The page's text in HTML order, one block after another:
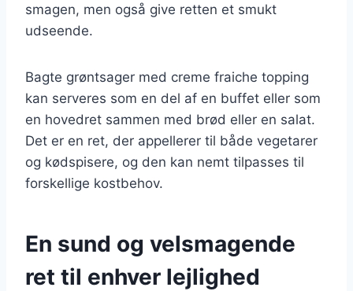
smagen, men også give retten et smukt
udseende.
Bagte grøntsager med creme fraiche topping
kan serveres som en del af en buffet eller som
en hovedret sammen med brød eller en salat.
Det er en ret, der appellerer til både vegetarer
og kødspisere, og den kan nemt tilpasses til
forskellige kostbehov.
En sund og velsmagende
ret til enhver lejlighed